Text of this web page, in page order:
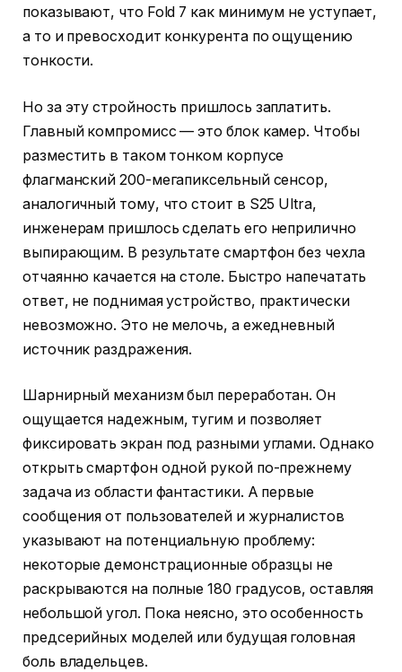
показывают, что Fold 7 как минимум не уступает,
а то и превосходит конкурента по ощущению
тонкости.
Но за эту стройность пришлось заплатить.
Главный компромисс — это блок камер. Чтобы
разместить в таком тонком корпусе
флагманский 200-мегапиксельный сенсор,
аналогичный тому, что стоит в S25 Ultra,
инженерам пришлось сделать его неприлично
выпирающим. В результате смартфон без чехла
отчаянно качается на столе. Быстро напечатать
ответ, не поднимая устройство, практически
невозможно. Это не мелочь, а ежедневный
источник раздражения.
Шарнирный механизм был переработан. Он
ощущается надежным, тугим и позволяет
фиксировать экран под разными углами. Однако
открыть смартфон одной рукой по-прежнему
задача из области фантастики. А первые
сообщения от пользователей и журналистов
указывают на потенциальную проблему:
некоторые демонстрационные образцы не
раскрываются на полные 180 градусов, оставляя
небольшой угол. Пока неясно, это особенность
предсерийных моделей или будущая головная
боль владельцев.